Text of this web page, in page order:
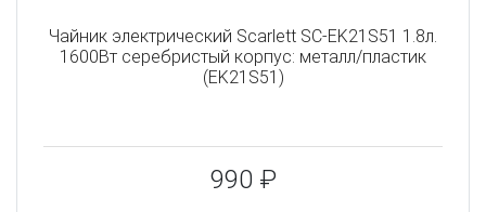
Чайник электрический Scarlett SC-EK21S51 1.8л.
1600Вт серебристый корпус: металл/пластик
(EK21S51)
990 ₽